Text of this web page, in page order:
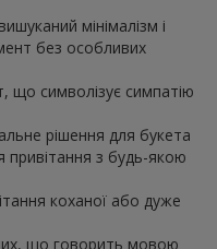
мінімалізм і
без особливих
що символізує симпатію
рішення для букета
з будь-якою
коханої або дуже
що говорить мовою